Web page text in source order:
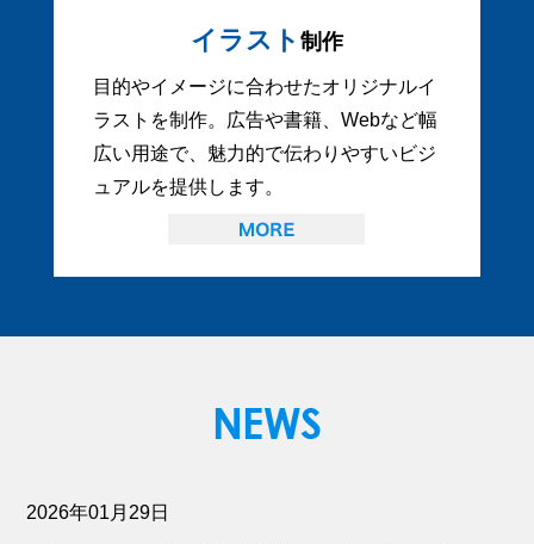
イラスト 制作
目的やイメージに合わせたオリジナルイ
ラストを制作。広告や書籍、Webなど幅
広い用途で、魅力的で伝わりやすいビジ
ュアルを提供します。
2026年01月29日